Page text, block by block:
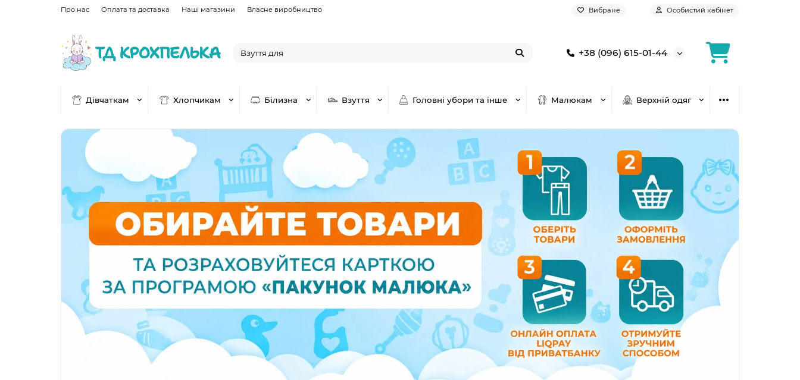
Про нас Оплата та доставка Наші магазини Власне виробництво Вибране Особистий кабінет
+38 (096) 615-01-44
Дівчаткам Хлопчикам Білизна Взуття Головні убори та інше Малюкам Верхній одяг